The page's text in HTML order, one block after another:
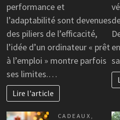
performance et
l’adaptabilité sont devenues
des piliers de l’efficacité,
l’idée d’un ordinateur « prêt
à l’emploi » montre parfois
ses limites.…
Lire l'article
CADEAUX